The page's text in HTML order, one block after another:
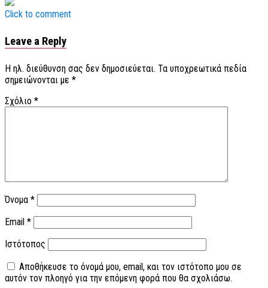
Click to comment
Leave a Reply
Η ηλ. διεύθυνση σας δεν δημοσιεύεται. Τα υποχρεωτικά πεδία
σημειώνονται με *
Σχόλιο *
Όνομα *
Email *
Ιστότοπος
Αποθήκευσε το όνομά μου, email, και τον ιστότοπο μου σε
αυτόν τον πλοηγό για την επόμενη φορά που θα σχολιάσω.